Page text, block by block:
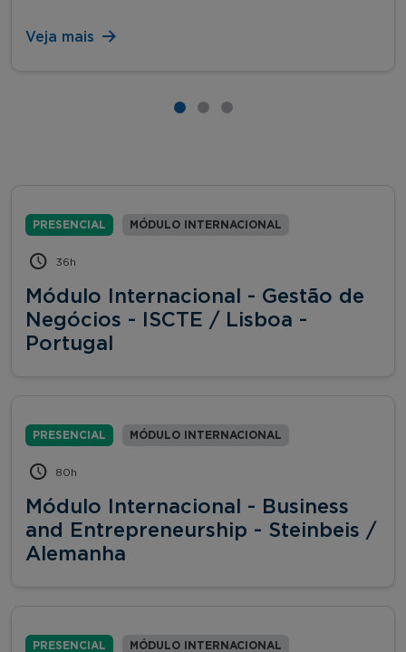
Veja mais
PRESENCIAL MÓDULO INTERNACIONAL
36h
Módulo Internacional - Gestão de
Negócios - ISCTE / Lisboa -
Portugal
PRESENCIAL MÓDULO INTERNACIONAL
80h
Módulo Internacional - Business
and Entrepreneurship - Steinbeis /
Alemanha
PRESENCIAL MÓDULO INTERNACIONAL